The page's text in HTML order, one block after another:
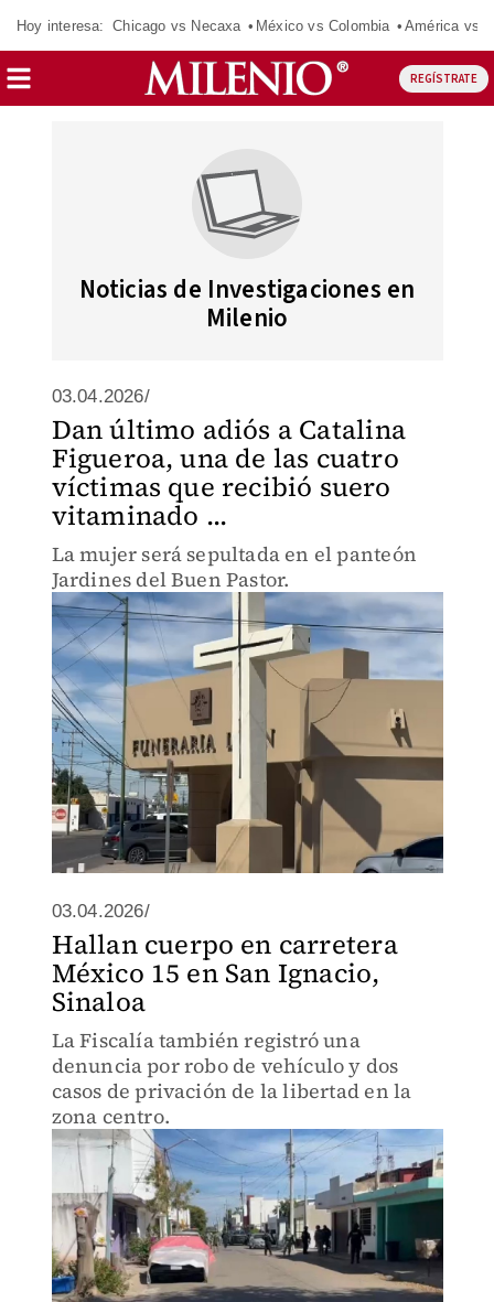
Hoy interesa: Chicago vs Necaxa México vs Colombia América vs
REGÍSTRATE
Noticias de Investigaciones en
Milenio
03.04.2026/
Dan último adiós a Catalina
Figueroa, una de las cuatro
víctimas que recibió suero
vitaminado ...
La mujer será sepultada en el panteón
Jardines del Buen Pastor.
03.04.2026/
Hallan cuerpo en carretera
México 15 en San Ignacio,
Sinaloa
La Fiscalía también registró una
denuncia por robo de vehículo y dos
casos de privación de la libertad en la
zona centro.